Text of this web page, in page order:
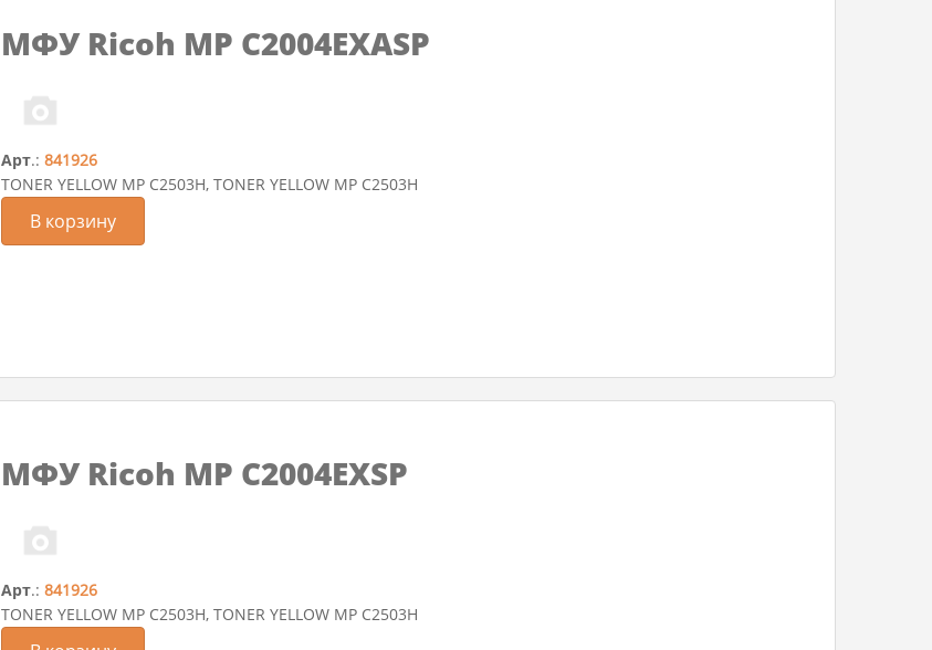
МФУ Ricoh MP C2004EXASP
Арт.:841926
TONER YELLOW MP C2503H, TONER YELLOW MP C2503H
В корзину
МФУ Ricoh MP C2004EXSP
Арт.:841926
TONER YELLOW MP C2503H, TONER YELLOW MP C2503H